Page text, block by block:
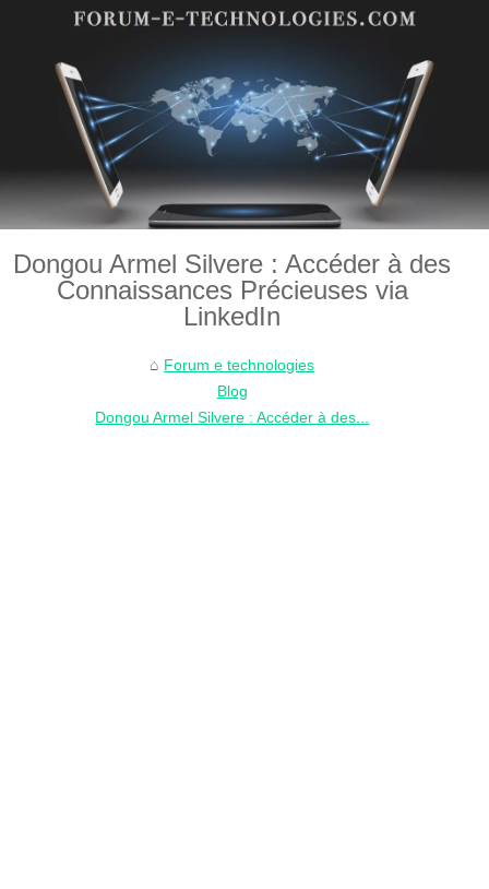
Dongou Armel Silvere : Accéder à des
Connaissances Précieuses via
LinkedIn
Forum e technologies
Blog
Dongou Armel Silvere : Accéder à des...